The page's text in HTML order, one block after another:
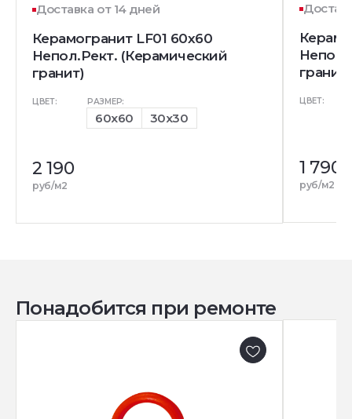
Доставка от 14 дней
Керамогранит LF01 60x60
Непол.Рект. (Керамический
гранит)
ЦВЕТ: РАЗМЕР:
60x60 30x30
2 190
руб/м2
гранит)
ЦВЕТ:
1 790
руб/м2
Понадобится при ремонте